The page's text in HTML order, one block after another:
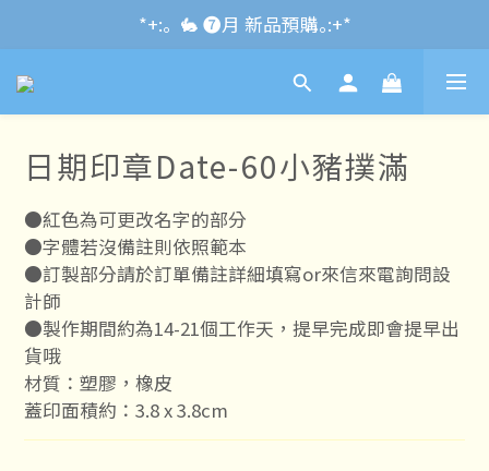
*+:｡\new / !🌌 官網消費滿千折百~RUN~:+*
*+:｡  🐇 ❼月 新品預購｡:+*
*+:｡     ❼月活動公告｡:+*
*+:｡\new / !🌌 官網消費滿千折百~RUN~:+*
日期印章Date-60小豬撲滿
●紅色為可更改名字的部分
●字體若沒備註則依照範本
●訂製部分請於訂單備註詳細填寫or來信來電詢問設
計師
●製作期間約為14-21個工作天，提早完成即會提早出
貨哦
材質：塑膠，橡皮
蓋印面積約：3.8 x 3.8cm